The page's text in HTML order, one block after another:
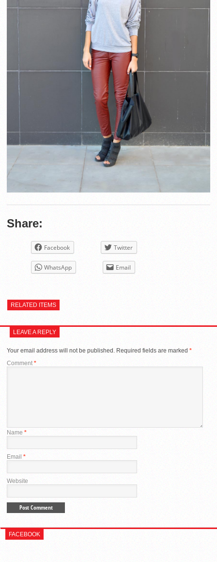
Share:
Facebook Twitter
WhatsApp Email
RELATED ITEMS
LEAVE A REPLY
Your email address will not be published. Required fields are marked *
Comment*
Name *
Email *
Website
FACEBOOK